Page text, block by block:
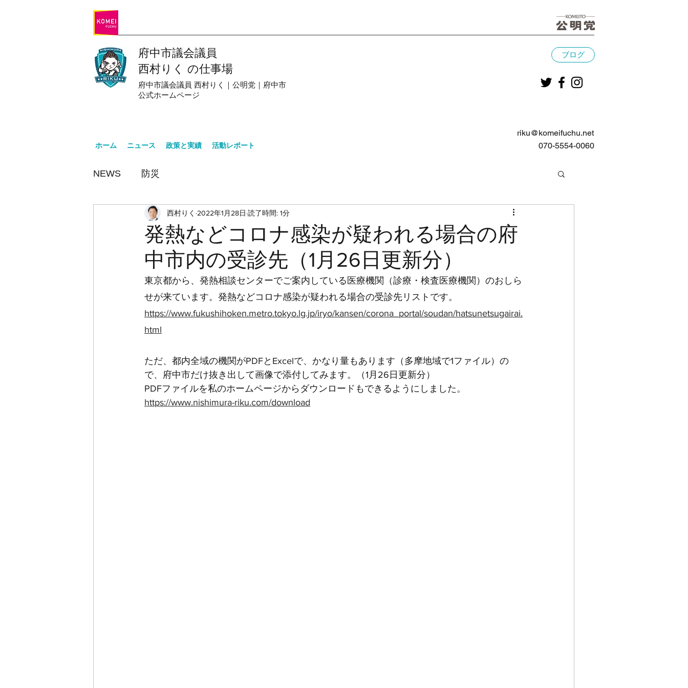
府中市議会議員
西村りく の仕事場
府中市議会議員 西村りく｜公明党｜府中市
公式ホームページ
ホーム ニュース 政策と実績 活動レポート
ブログ
riku@komeifuchu.net
070-5554-0060
NEWS 防災
発熱などコロナ感染が疑われる場合の府
中市内の受診先（1月26日更新分）
西村りく 2022年1月28日 読了時間: 1分
東京都から、発熱相談センターでご案内している医療機関（診療・検査医療機関）のおしら
せが来ています。発熱などコロナ感染が疑われる場合の受診先リストです。
https://www.fukushihoken.metro.tokyo.lg.jp/iryo/kansen/corona_portal/soudan/hatsunetsugairai.
html
ただ、都内全域の機関がPDFとExcelで、かなり量もあります（多摩地域で1ファイル）の
で、府中市だけ抜き出して画像で添付してみます。（1月26日更新分）
PDFファイルを私のホームページからダウンロードもできるようにしました。
https://www.nishimura-riku.com/download